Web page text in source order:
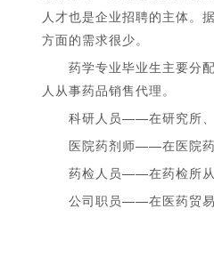
人才也是企业招聘的主体。
方面的需求很少。
药学专业毕业生主要分配
人从事药品销售代理。
科研人员——在研究所、
医院药剂师——在医院药
药检人员——在药检所从
公司职员——在医药贸易公